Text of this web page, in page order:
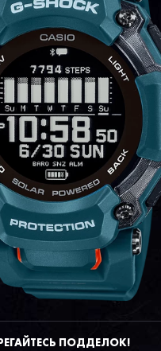
ПОДДЕЛОК!